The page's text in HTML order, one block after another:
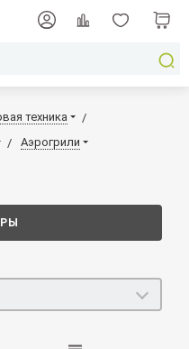
техника
Аэрогрили